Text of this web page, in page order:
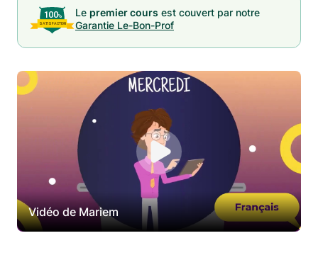
Le premier cours est couvert par notre
Garantie Le-Bon-Prof
Vidéo de Mariem